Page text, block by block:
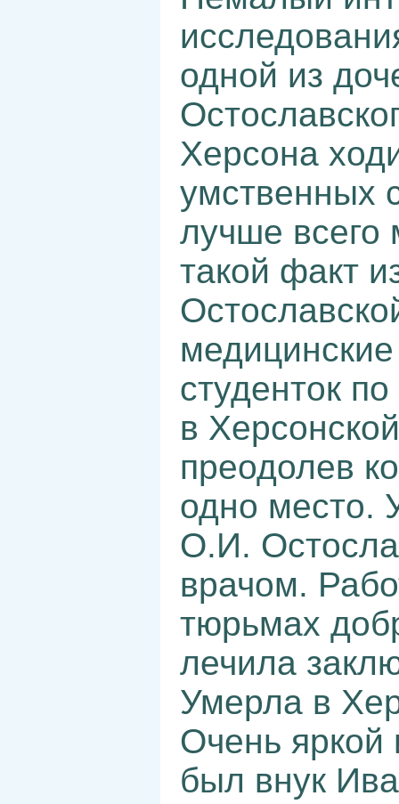
одной из
Херсона
умственных
лучше всего
такой факт
студенток
в
преодолев
одно место.
О.И.
врачом.
тюрьмах
лечила
Умерла в
Очень яркой
был внук